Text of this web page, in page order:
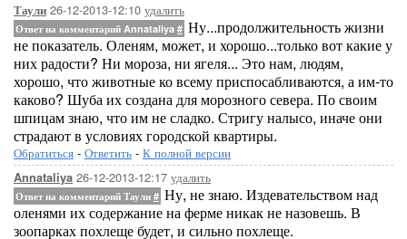
Таули 26-12-2013-12:10 удалить
Ответ на комментарий Annataliya # Ну...продолжительность жизни
не показатель. Оленям, может, и хорошо...только вот какие у
них радости? Ни мороза, ни ягеля... Это нам, людям,
хорошо, что животные ко всему приспосабливаются, а им-то
каково? Шуба их создана для морозного севера. По своим
шпицам знаю, что им не сладко. Стригу налысо, иначе они
страдают в условиях городской квартиры.
Обратиться - Ответить - К полной версии
Annataliya 26-12-2013-12:17 удалить
Ответ на комментарий Таули # Ну, не знаю. Издевательством над
оленями их содержание на ферме никак не назовешь. В
зоопарках похлеще будет, и сильно похлеще.